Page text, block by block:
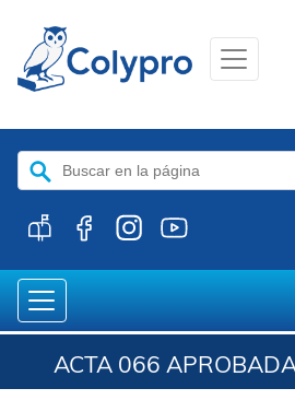
Buscar:
ACTA 066